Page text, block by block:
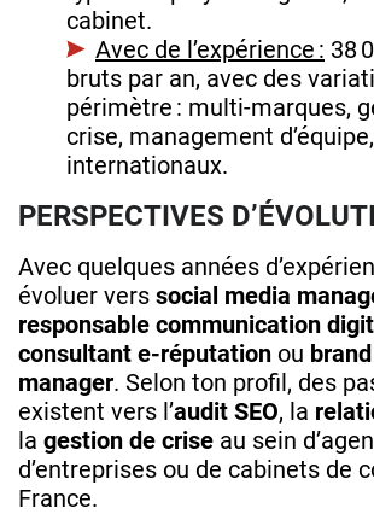
cabinet.
Avec de l’expérience : 38
bruts par an, avec des
périmètre : multi‑marques,
crise, management
internationaux.
PERSPECTIVES
Avec quelques années
évoluer vers social media
responsable communication
consultant e‑réputation ou
manager. Selon ton profil, des
existent vers l’audit SEO, la
la gestion de crise au sein
d’entreprises ou de cabinets de
France.